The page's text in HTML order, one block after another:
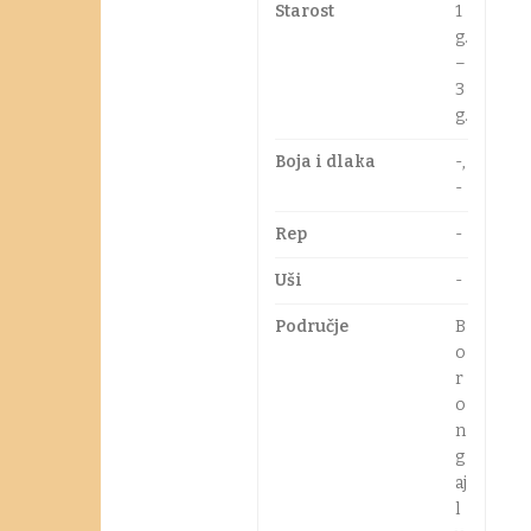
Starost
1
g.
–
3
g.
Boja i dlaka
-,
-
Rep -
Uši -
Područje
B
o
r
o
n
g
aj
l